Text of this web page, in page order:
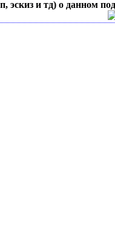
эскиз и тд) о данном